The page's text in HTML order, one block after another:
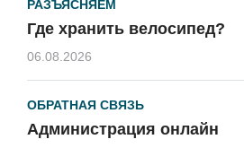
РАЗЪЯСНЯЕМ
Где хранить велосипед?
06.08.2026
ОБРАТНАЯ СВЯЗЬ
Администрация онлайн